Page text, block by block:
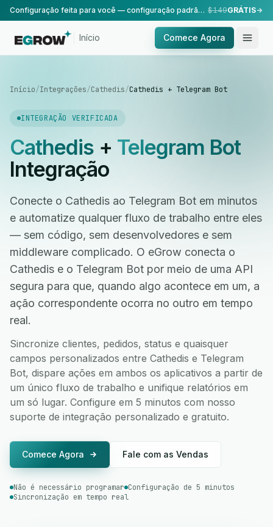
Configuração feita para você — configuração padrão, realizada pela nossa equipe. $149GRÁTIS
Início Comece Agora
Início/Integrações/Cathedis/Cathedis + Telegram Bot
INTEGRAÇÃO VERIFICADA
Cathedis+ Telegram Bot
Integração
Conecte o Cathedis ao Telegram Bot em minutos
e automatize qualquer fluxo de trabalho entre eles
— sem código, sem desenvolvedores e sem
middleware complicado. O eGrow conecta o
Cathedis e o Telegram Bot por meio de uma API
segura para que, quando algo acontece em um, a
ação correspondente ocorra no outro em tempo
real.
Sincronize clientes, pedidos, status e quaisquer
campos personalizados entre Cathedis e Telegram
Bot, dispare ações em ambos os aplicativos a partir de
um único fluxo de trabalho e unifique relatórios em
um só lugar. Configure em 5 minutos com nosso
suporte de integração personalizado e gratuito.
Comece Agora Fale com as Vendas
Não é necessário programar Configuração de 5 minutos
Sincronização em tempo real